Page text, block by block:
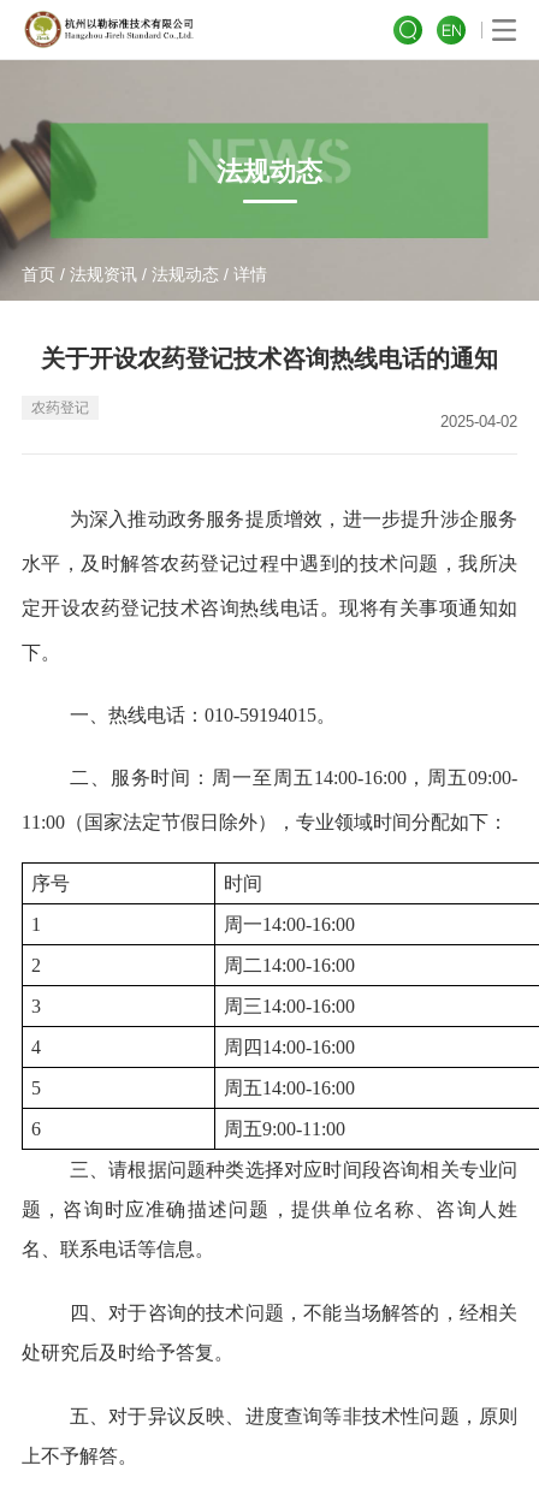
法规动态
首页/ 法规资讯/ 法规动态/ 详情
关于开设农药登记技术咨询热线电话的通知
农药登记
2025-04-02
为深入推动政务服务提质增效，进一步提升涉企服务
水平，及时解答农药登记过程中遇到的技术问题，我所决
定开设农药登记技术咨询热线电话。现将有关事项通知如
下。
一、热线电话：010-59194015。
二、服务时间：周一至周五14:00-16:00，周五09:00-
11:00（国家法定节假日除外），专业领域时间分配如下：
序号
时间
1
周一14:00-16:00
2
周二14:00-16:00
3
周三14:00-16:00
4
周四14:00-16:00
5
周五14:00-16:00
6
周五9:00-11:00
三、请根据问题种类选择对应时间段咨询相关专业问
题，咨询时应准确描述问题，提供单位名称、咨询人姓
名、联系电话等信息。
四、对于咨询的技术问题，不能当场解答的，经相关
处研究后及时给予答复。
五、对于异议反映、进度查询等非技术性问题，原则
上不予解答。